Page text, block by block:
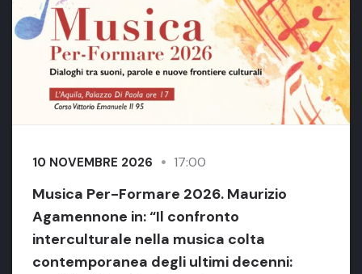
10 NOVEMBRE 2026 17:00
Musica Per-Formare 2026. Maurizio
Agamennone in: “Il confronto
interculturale nella musica colta
contemporanea degli ultimi decenni: